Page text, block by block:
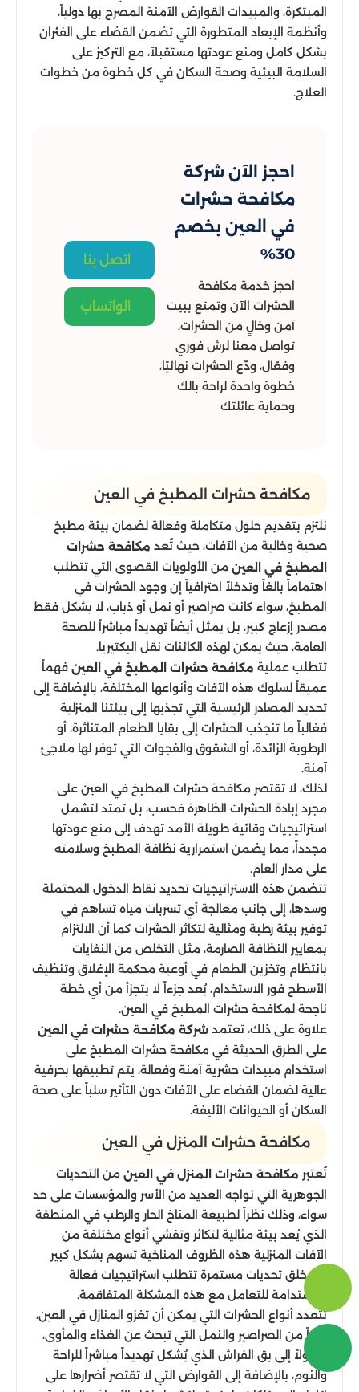
المبتكرة، والمبيدات القوارض الآمنة المصرح بها دولياً،
وأنظمة الإبعاد المتطورة التي تضمن القضاء على الفئران
بشكل كامل ومنع عودتها مستقبلاً، مع التركيز على
السلامة البيئية وصحة السكان في كل خطوة من خطوات
العلاج.
احجز الآن شركة
مكافحة حشرات
في العين بخصم
30%
احجز خدمة مكافحة
الحشرات الآن وتمتع ببيت
آمن وخالٍ من الحشرات،
تواصل معنا لرش فوري
وفعّال، ودّع الحشرات نهائيًا،
خطوة واحدة لراحة بالك
وحماية عائلتك
اتصل بنا
الواتساب
مكافحة حشرات المطبخ في العين
نلتزم بتقديم حلول متكاملة وفعالة لضمان بيئة مطبخ
صحية وخالية من الآفات، حيث تُعد مكافحة حشرات
المطبخ في العين من الأولويات القصوى التي تتطلب
اهتماماً بالغاً وتدخلاً احترافياً إن وجود الحشرات في
المطبخ، سواء كانت صراصير أو نمل أو ذباب، لا يشكل فقط
مصدر إزعاج كبير، بل يمثل أيضاً تهديداً مباشراً للصحة
العامة، حيث يمكن لهذه الكائنات نقل البكتيريا.
تتطلب عملية مكافحة حشرات المطبخ في العين فهماً
عميقاً لسلوك هذه الآفات وأنواعها المختلفة، بالإضافة إلى
تحديد المصادر الرئيسية التي تجذبها إلى بيئتنا المنزلية
فغالباً ما تنجذب الحشرات إلى بقايا الطعام المتناثرة، أو
الرطوبة الزائدة، أو الشقوق والفجوات التي توفر لها ملاجئ
آمنة.
لذلك، لا تقتصر مكافحة حشرات المطبخ في العين على
مجرد إبادة الحشرات الظاهرة فحسب، بل تمتد لتشمل
استراتيجيات وقائية طويلة الأمد تهدف إلى منع عودتها
مجدداً، مما يضمن استمرارية نظافة المطبخ وسلامته
على مدار العام.
تتضمن هذه الاستراتيجيات تحديد نقاط الدخول المحتملة
وسدها، إلى جانب معالجة أي تسربات مياه تساهم في
توفير بيئة رطبة ومثالية لتكاثر الحشرات كما أن الالتزام
بمعايير النظافة الصارمة، مثل التخلص من النفايات
بانتظام وتخزين الطعام في أوعية محكمة الإغلاق وتنظيف
الأسطح فور الاستخدام، يُعد جزءاً لا يتجزأ من أي خطة
ناجحة لمكافحة حشرات المطبخ في العين.
علاوة على ذلك، تعتمد شركة مكافحة حشرات في العين
على الطرق الحديثة في مكافحة حشرات المطبخ على
استخدام مبيدات حشرية آمنة وفعالة، يتم تطبيقها بحرفية
عالية لضمان القضاء على الآفات دون التأثير سلباً على صحة
السكان أو الحيوانات الأليفة.
مكافحة حشرات المنزل في العين
تُعتبر مكافحة حشرات المنزل في العين من التحديات
الجوهرية التي تواجه العديد من الأسر والمؤسسات على حد
سواء، وذلك نظراً لطبيعة المناخ الحار والرطب في المنطقة
الذي يُعد بيئة مثالية لتكاثر وتفشي أنواع مختلفة من
الآفات المنزلية هذه الظروف المناخية تسهم بشكل كبير
في خلق تحديات مستمرة تتطلب استراتيجيات فعالة
ومستدامة للتعامل مع هذه المشكلة المتفاقمة.
تتعدد أنواع الحشرات التي يمكن أن تغزو المنازل في العين،
بدءاً من الصراصير والنمل التي تبحث عن الغذاء والمأوى،
وصولاً إلى بق الفراش الذي يُشكل تهديداً مباشراً للراحة
والنوم، بالإضافة إلى القوارض التي لا تقتصر أضرارها على